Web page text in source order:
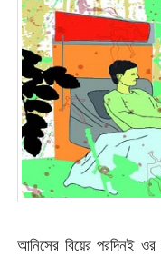
আনিসের বিয়ের পরদিনই ওর